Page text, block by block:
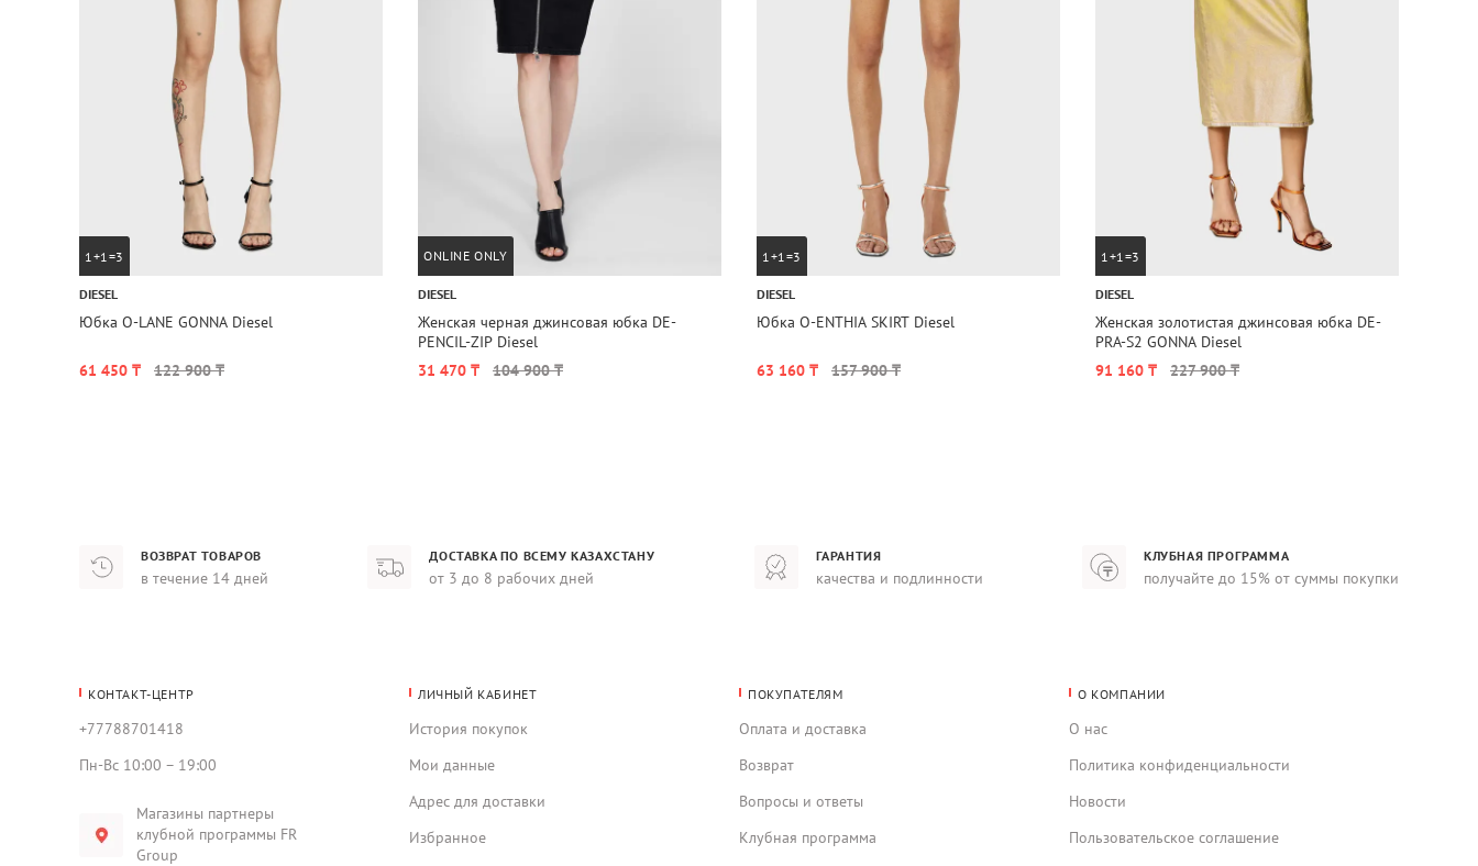
1+1=3
DIESEL
Юбка O-LANE GONNA Diesel
61 450 ₸ 122 900 ₸
ONLINE ONLY
DIESEL
Женская черная джинсовая юбка DE-
PENCIL-ZIP Diesel
31 470 ₸
104 900 ₸
1+1=3
DIESEL
Юбка O-ENTHIA SKIRT Diesel
63 160 ₸ 157 900 ₸
1+1=3
DIESEL
Женская золотистая джинсовая юбка DE-
PRA-S2 GONNA Diesel
91 160 ₸
227 900 ₸
ВОЗВРАТ ТОВАРОВ
в течение 14 дней
ДОСТАВКА ПО ВСЕМУ КАЗАХСТАНУ
от 3 до 8 рабочих дней
ГАРАНТИЯ
качества и подлинности
КЛУБНАЯ ПРОГРАММА
получайте до 15% от суммы покупки
КОНТАКТ-ЦЕНТР
+77788701418
Пн-Вс 10:00 – 19:00
Магазины партнеры
клубной программы FR
Group
ЛИЧНЫЙ КАБИНЕТ
История покупок
Мои данные
Адрес для доставки
Избранное
ПОКУПАТЕЛЯМ
Оплата и доставка
Возврат
Вопросы и ответы
Клубная программа
О КОМПАНИИ
О нас
Политика конфиденциальности
Новости
Пользовательское соглашение